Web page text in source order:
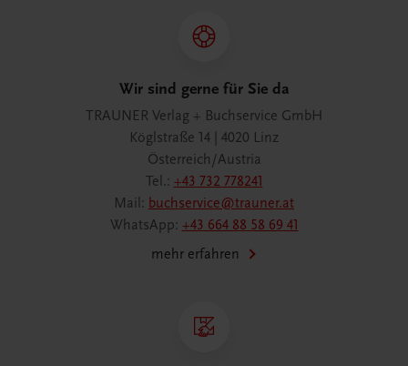
Wir sind gerne für Sie da
TRAUNER Verlag + Buchservice GmbH
Köglstraße 14 | 4020 Linz
Österreich/Austria
Tel.: +43 732 778241
Mail: buchservice@trauner.at
WhatsApp: +43 664 88 58 69 41
mehr erfahren